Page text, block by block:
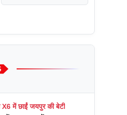
X6 में छाईं जयपुर की बेटी